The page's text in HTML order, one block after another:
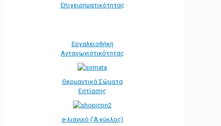
Eπιχειρηματικότητας
Εργαλειοθήκη
Ανταγωνιστικότητας
Θερμαντικά Σώματα
Εστίασης
e-λιανικό ('Α κύκλος)